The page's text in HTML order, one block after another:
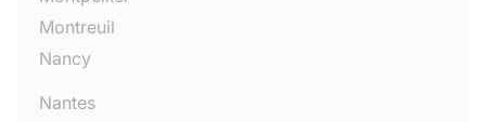
Montreuil
Nancy
Nantes